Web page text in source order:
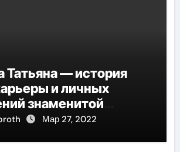
Татьяна — история
и личных
знаменитой
восходящей на олимп
Мар 27, 2022